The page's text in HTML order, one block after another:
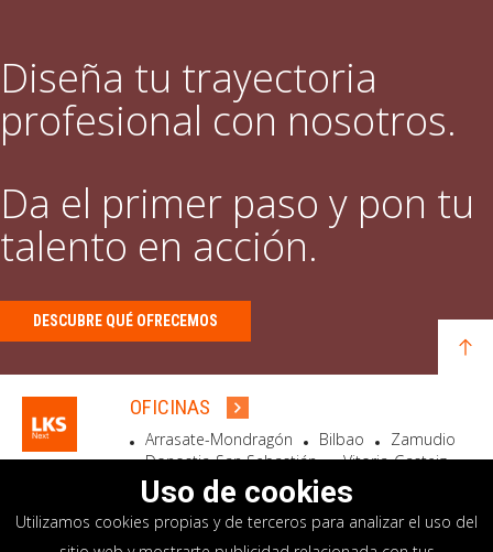
Diseña tu trayectoria
profesional con nosotros.
Da el primer paso y pon tu
talento en acción.
DESCUBRE QUÉ OFRECEMOS
OFICINAS
Arrasate-Mondragón Bilbao
Zamudio
Donostia-San Sebastián
Vitoria-Gasteiz
Madrid
El Astillero Bidart
SEDE SOCIAL
Uso de cookies
Utilizamos cookies propias y de terceros para analizar el uso del